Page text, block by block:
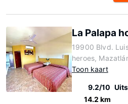
La Palapa
19900 Blvd.
heroes,
Toon kaart
9.2/10
14.2 km